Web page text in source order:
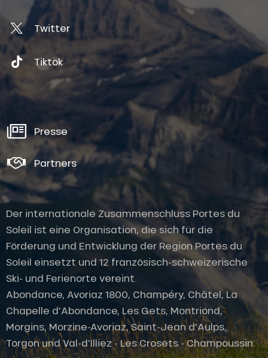
Service
Twitter
Tiktok
Presse
Partners
Der internationale Zusammenschluss Portes du
Soleil ist eine Organisation, die sich für die
Förderung und Entwicklung der Region Portes du
Soleil einsetzt und 12 französisch-schweizerische
Ski- und Ferienorte vereint.
Abondance, Avoriaz 1800, Champéry, Châtel, La
Chapelle d'Abondance, Les Gets, Montriond,
Morgins, Morzine-Avoriaz, Saint-Jean d'Aulps,
Torgon und Val-d'Illiez - Les Crosets - Champoussin.